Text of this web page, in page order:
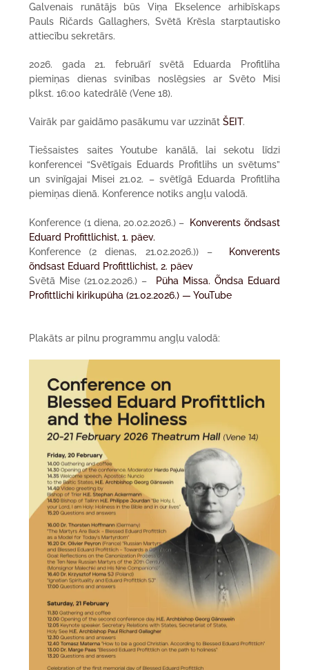
Galvenais runātājs būs Viņa Ekselence arhibīskaps
Pauls Ričards Gallaghers, Svētā Krēsla starptautisko
attiecību sekretārs.
2026. gada 21. februārī svētā Eduarda Profitliha
piemiņas dienas svinības noslēgsies ar Svēto Misi
plkst. 16:00 katedrālē (Vene 18).
Vairāk par gaidāmo pasākumu var uzzinātŠEIT.
Tiešsaistes saites Youtube kanālā, lai sekotu līdzi
konferencei “Svētīgais Eduards Profitlihs un svētums”
un svinīgajai Misei 21.02. – svētīgā Eduarda Profitliha
piemiņas dienā. Konference notiks angļu valodā.
Konference (1 diena, 20.02.2026.) – Konverents õndsast
Eduard Profittlichist, 1. päev.
Konference (2 dienas, 21.02.2026.)) –
Konverents
õndsast Eduard Profittlichist, 2. päev
Svētā Mise (21.02.2026.) –
Püha Missa. Õndsa Eduard
Profittlichi kirikupüha (21.02.2026.) — YouTube
Plakāts ar pilnu programmu angļu valodā: